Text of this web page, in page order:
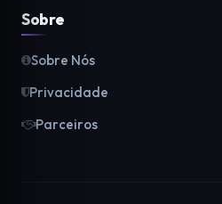
Sobre
Sobre Nós
Privacidade
Parceiros